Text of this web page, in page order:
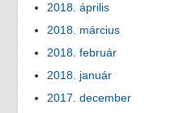
2018. április
2018. március
2018. február
2018. január
2017. december